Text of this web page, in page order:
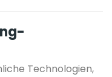
Technologien,